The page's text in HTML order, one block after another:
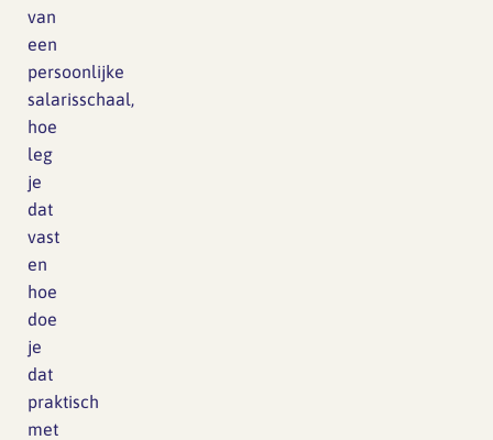
van
een
persoonlijke
salarisschaal,
hoe
leg
je
dat
vast
en
hoe
doe
je
dat
praktisch
met